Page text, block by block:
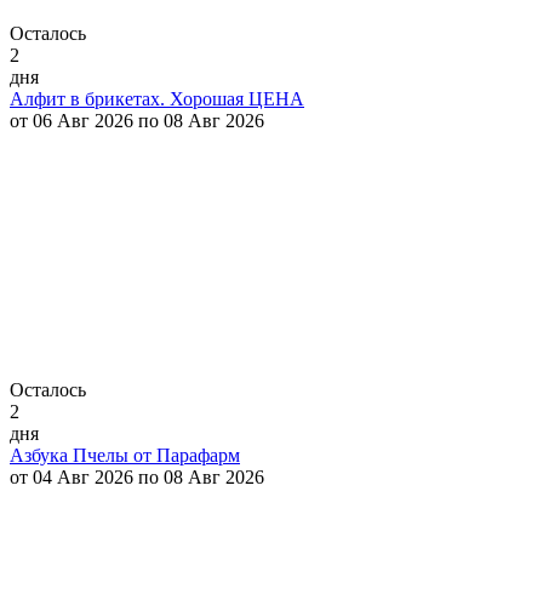
Осталось
2
дня
Алфит в брикетах. Хорошая ЦЕНА
от 06 Авг 2026 по 08 Авг 2026
Осталось
2
дня
Азбука Пчелы от Парафарм
от 04 Авг 2026 по 08 Авг 2026